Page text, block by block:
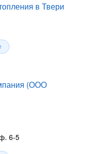
в Твери
(ООО
6-5